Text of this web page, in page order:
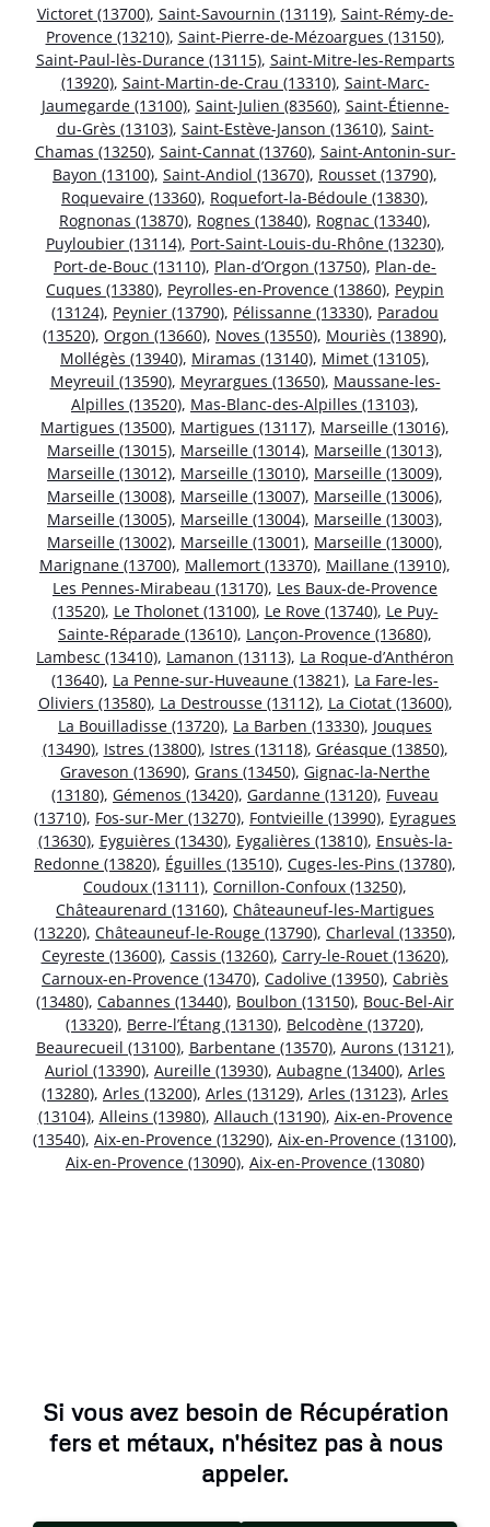
Victoret (13700), Saint-Savournin (13119), Saint-Rémy-de-
Provence (13210), Saint-Pierre-de-Mézoargues (13150),
Saint-Paul-lès-Durance (13115), Saint-Mitre-les-Remparts
(13920), Saint-Martin-de-Crau (13310), Saint-Marc-
Jaumegarde (13100), Saint-Julien (83560), Saint-Étienne-
du-Grès (13103), Saint-Estève-Janson (13610), Saint-
Chamas (13250), Saint-Cannat (13760), Saint-Antonin-sur-
Bayon (13100), Saint-Andiol (13670), Rousset (13790),
Roquevaire (13360), Roquefort-la-Bédoule (13830),
Rognonas (13870), Rognes (13840), Rognac (13340),
Puyloubier (13114), Port-Saint-Louis-du-Rhône (13230),
Port-de-Bouc (13110), Plan-d’Orgon (13750), Plan-de-
Cuques (13380), Peyrolles-en-Provence (13860), Peypin
(13124), Peynier (13790), Pélissanne (13330), Paradou
(13520), Orgon (13660), Noves (13550), Mouriès (13890),
Mollégès (13940), Miramas (13140), Mimet (13105),
Meyreuil (13590), Meyrargues (13650), Maussane-les-
Alpilles (13520), Mas-Blanc-des-Alpilles (13103),
Martigues (13500), Martigues (13117), Marseille (13016),
Marseille (13015), Marseille (13014), Marseille (13013),
Marseille (13012), Marseille (13010), Marseille (13009),
Marseille (13008), Marseille (13007), Marseille (13006),
Marseille (13005), Marseille (13004), Marseille (13003),
Marseille (13002), Marseille (13001), Marseille (13000),
Marignane (13700), Mallemort (13370), Maillane (13910),
Les Pennes-Mirabeau (13170), Les Baux-de-Provence
(13520), Le Tholonet (13100), Le Rove (13740), Le Puy-
Sainte-Réparade (13610), Lançon-Provence (13680),
Lambesc (13410), Lamanon (13113), La Roque-d’Anthéron
(13640), La Penne-sur-Huveaune (13821), La Fare-les-
Oliviers (13580), La Destrousse (13112), La Ciotat (13600),
La Bouilladisse (13720), La Barben (13330), Jouques
(13490), Istres (13800), Istres (13118), Gréasque (13850),
Graveson (13690), Grans (13450), Gignac-la-Nerthe
(13180), Gémenos (13420), Gardanne (13120), Fuveau
(13710), Fos-sur-Mer (13270), Fontvieille (13990), Eyragues
(13630), Eyguières (13430), Eygalières (13810), Ensuès-la-
Redonne (13820), Éguilles (13510), Cuges-les-Pins (13780),
Coudoux (13111), Cornillon-Confoux (13250),
Châteaurenard (13160), Châteauneuf-les-Martigues
(13220), Châteauneuf-le-Rouge (13790), Charleval (13350),
Ceyreste (13600), Cassis (13260), Carry-le-Rouet (13620),
Carnoux-en-Provence (13470), Cadolive (13950), Cabriès
(13480), Cabannes (13440), Boulbon (13150), Bouc-Bel-Air
(13320), Berre-l’Étang (13130), Belcodène (13720),
Beaurecueil (13100), Barbentane (13570), Aurons (13121),
Auriol (13390), Aureille (13930), Aubagne (13400), Arles
(13280), Arles (13200), Arles (13129), Arles (13123), Arles
(13104), Alleins (13980), Allauch (13190), Aix-en-Provence
(13540), Aix-en-Provence (13290), Aix-en-Provence (13100),
Aix-en-Provence (13090), Aix-en-Provence (13080)
Si vous avez besoin de Récupération
fers et métaux, n'hésitez pas à nous
appeler.